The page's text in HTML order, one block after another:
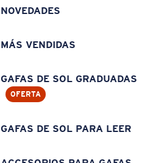
NOVEDADES
MÁS VENDIDAS
GAFAS DE SOL GRADUADAS
OFERTA
GAFAS DE SOL PARA LEER